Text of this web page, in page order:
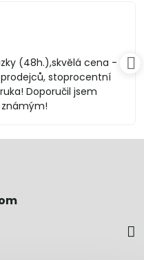
(48h.),skvělá cena -
stoprocentní
Doporučil jsem